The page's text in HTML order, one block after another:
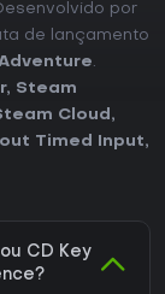
por
de lançamento
.
, Steam
Cloud ,
Timed Input,
CD Key